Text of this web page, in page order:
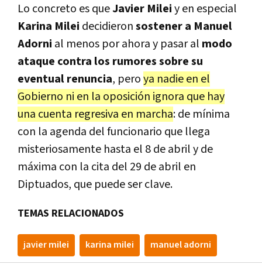
Lo concreto es queJavier Mileiy en especial
Karina Milei decidieronsostener a Manuel
Adorni al menos por ahora y pasar al modo
ataque contra los rumores sobre su
eventual renuncia, peroya nadie en el
Gobierno ni en la oposición ignora que hay
una cuenta regresiva en marcha: de mínima
con la agenda del funcionario que llega
misteriosamente hasta el 8 de abril y de
máxima con la cita del 29 de abril en
Diptuados, que puede ser clave.
TEMAS RELACIONADOS
javier milei karina milei manuel adorni